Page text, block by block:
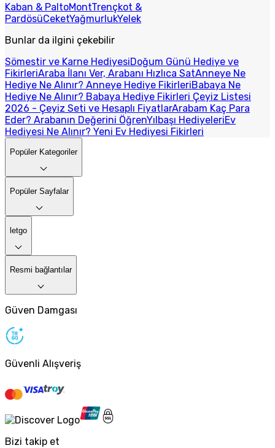
Kaban & PaltoMontTrençkot &
PardösüCeketYağmurlukYelek
Bunlar da ilgini çekebilir
Sömestir ve Karne HediyesiDoğum Günü Hediye ve
FikirleriAraba İlanı Ver, Arabanı Hızlıca SatAnneye Ne
Hediye Ne Alınır? Anneye Hediye FikirleriBabaya Ne
Hediye Ne Alınır? Babaya Hediye Fikirleri Çeyiz Listesi
2026 - Çeyiz Seti ve Hesaplı FiyatlarArabam Kaç Para
Eder? Arabanın Değerini ÖğrenYılbaşı HediyeleriEv
Hediyesi Ne Alınır? Yeni Ev Hediyesi Fikirleri
Popüler Kategoriler
Popüler Sayfalar
letgo
Resmi bağlantılar
Güven Damgası
Güvenli Alışveriş
Bizi takip et